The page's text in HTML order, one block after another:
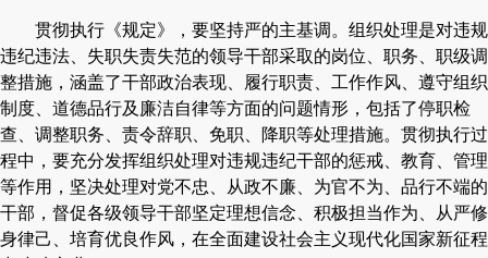
贯彻执行《规定》，要坚持严的主基调。组织处理是对违规
违纪违法、失职失责失范的领导干部采取的岗位、职务、职级调
整措施，涵盖了干部政治表现、履行职责、工作作风、遵守组织
制度、道德品行及廉洁自律等方面的问题情形，包括了停职检
查、调整职务、责令辞职、免职、降职等处理措施。贯彻执行过
程中，要充分发挥组织处理对违规违纪干部的惩戒、教育、管理
等作用，坚决处理对党不忠、从政不廉、为官不为、品行不端的
干部，督促各级领导干部坚定理想信念、积极担当作为、从严修
身律己、培育优良作风，在全面建设社会主义现代化国家新征程